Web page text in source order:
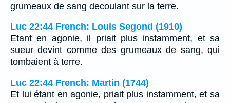
grumeaux de sang decoulant sur la terre.
Luc 22:44 French: Louis Segond (1910)
Etant en agonie, il priait plus instamment, et sa
sueur devint comme des grumeaux de sang, qui
tombaient à terre.
Luc 22:44 French: Martin (1744)
Et lui étant en agonie, priait plus instamment, et sa